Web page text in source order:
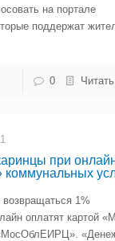
на портале
поддержат
0
при
коммунальных
1%
оплатят картой